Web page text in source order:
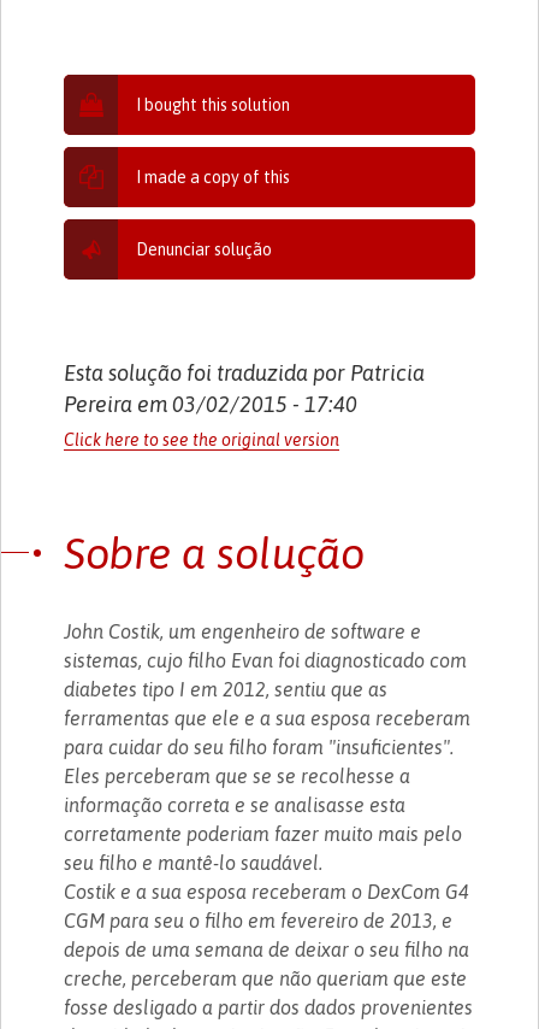
I bought this solution
I made a copy of this
Denunciar solução
Esta solução foi traduzida por Patricia
Pereira em 03/02/2015 - 17:40
Click here to see the original version
Sobre a solução
John Costik, um engenheiro de software e
sistemas, cujo filho Evan foi diagnosticado com
diabetes tipo I em 2012, sentiu que as
ferramentas que ele e a sua esposa receberam
para cuidar do seu filho foram "insuficientes".
Eles perceberam que se se recolhesse a
informação correta e se analisasse esta ​​
corretamente poderiam fazer muito mais pelo
seu filho e mantê-lo saudável.
Costik e a sua esposa receberam o DexCom G4
CGM para seu o filho em fevereiro de 2013, e
depois de uma semana de deixar o seu filho na
creche, perceberam que não queriam que este
fosse desligado a partir dos dados provenientes